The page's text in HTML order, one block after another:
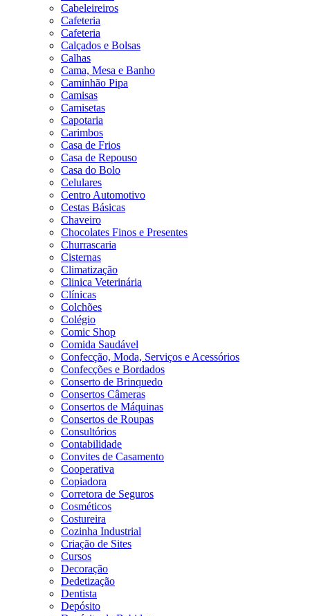
Cabeleireiros
Cafeteria
Cafeteria
Calçados e Bolsas
Calhas
Cama, Mesa e Banho
Caminhão Pipa
Camisas
Camisetas
Capotaria
Carimbos
Casa de Frios
Casa de Repouso
Casa do Bolo
Celulares
Centro Automotivo
Cestas Básicas
Chaveiro
Chocolates Finos e Presentes
Churrascaria
Cisternas
Climatização
Clinica Veterinária
Clínicas
Colchões
Colégio
Comic Shop
Comida Saudável
Confecção, Moda, Serviços e Acessórios
Confecções e Bordados
Conserto de Brinquedo
Consertos Câmeras
Consertos de Máquinas
Consertos de Roupas
Consultórios
Contabilidade
Convites de Casamento
Cooperativa
Copiadora
Corretora de Seguros
Cosméticos
Costureira
Cozinha Industrial
Criação de Sites
Cursos
Decoração
Dedetização
Dentista
Depósito